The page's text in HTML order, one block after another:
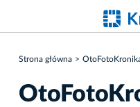
Strona główna